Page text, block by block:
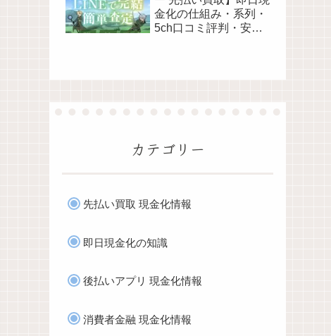
金化の仕組み・系列・
5ch口コミ評判・安全
カテゴリー
先払い買取 現金化情報
即日現金化の知識
後払いアプリ 現金化情報
消費者金融 現金化情報